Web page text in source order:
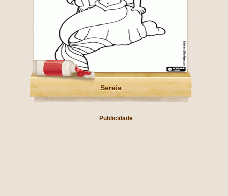
Sereia
Publicidade